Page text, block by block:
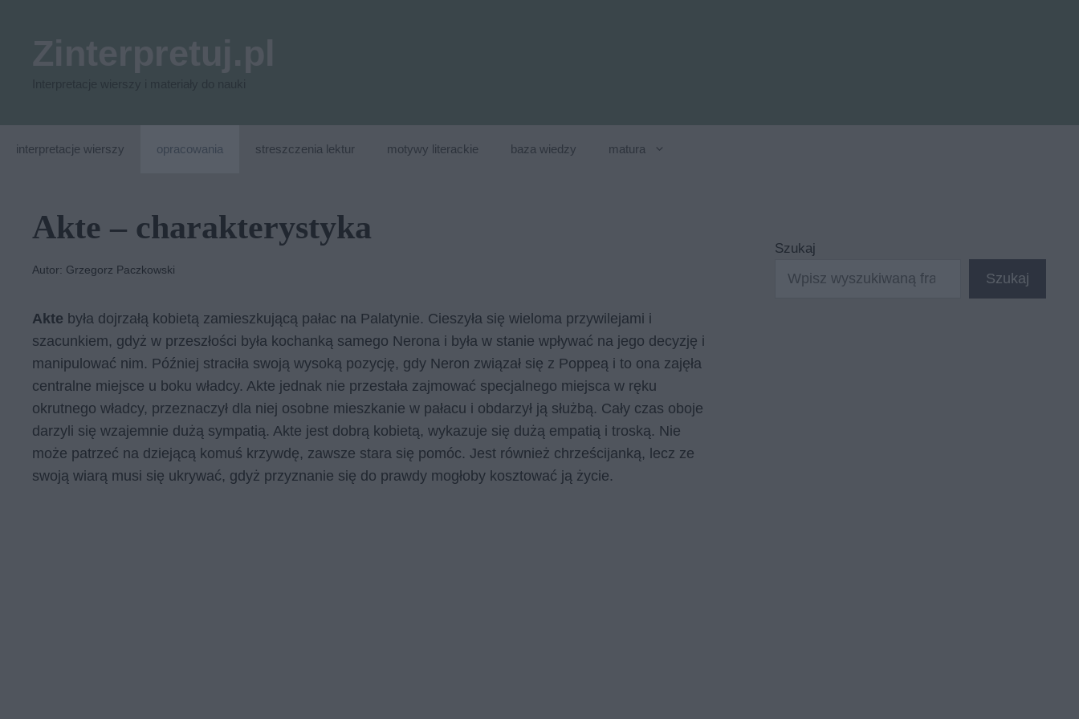
interpretacje wierszy opracowania streszczenia lektur motywy literackie baza wiedzy matura
Akte – charakterystyka
Autor: Grzegorz Paczkowski
Akte była dojrzałą kobietą zamieszkującą pałac na Palatynie. Cieszyła się wieloma przywilejami i
szacunkiem, gdyż w przeszłości była kochanką samego Nerona i była w stanie wpływać na jego decyzję i
manipulować nim. Później straciła swoją wysoką pozycję, gdy Neron związał się z Poppeą i to ona zajęła
centralne miejsce u boku władcy. Akte jednak nie przestała zajmować specjalnego miejsca w ręku
okrutnego władcy, przeznaczył dla niej osobne mieszkanie w pałacu i obdarzył ją służbą. Cały czas oboje
darzyli się wzajemnie dużą sympatią. Akte jest dobrą kobietą, wykazuje się dużą empatią i troską. Nie
może patrzeć na dziejącą komuś krzywdę, zawsze stara się pomóc. Jest również chrześcijanką, lecz ze
swoją wiarą musi się ukrywać, gdyż przyznanie się do prawdy mogłoby kosztować ją życie.
Szukaj
Szukaj